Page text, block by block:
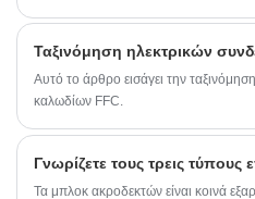
Ταξινόμηση ηλεκτρικών
Αυτό το άρθρο εισάγει την
καλωδίων FFC.
Γνωρίζετε τους τρεις τύπους
Τα μπλοκ ακροδεκτών είναι κοινά